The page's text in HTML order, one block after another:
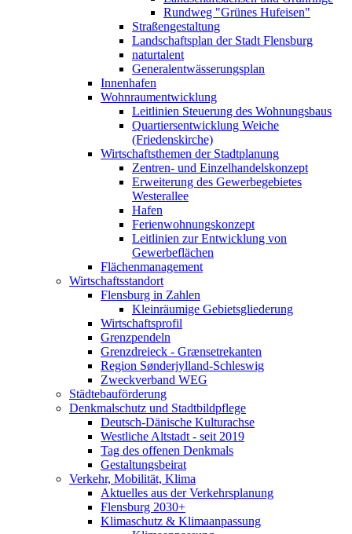
Rundweg "Grünes Hufeisen"
Straßengestaltung
Landschaftsplan der Stadt Flensburg
naturtalent
Generalentwässerungsplan
Innenhafen
Wohnraumentwicklung
Leitlinien Steuerung des Wohnungsbaus
Quartiersentwicklung Weiche
(Friedenskirche)
Wirtschaftsthemen der Stadtplanung
Zentren- und Einzelhandelskonzept
Erweiterung des Gewerbegebietes
Westerallee
Hafen
Ferienwohnungskonzept
Leitlinien zur Entwicklung von
Gewerbeflächen
Flächenmanagement
Wirtschaftsstandort
Flensburg in Zahlen
Kleinräumige Gebietsgliederung
Wirtschaftsprofil
Grenzpendeln
Grenzdreieck - Grænsetrekanten
Region Sønderjylland-Schleswig
Zweckverband WEG
Städtebauförderung
Denkmalschutz und Stadtbildpflege
Deutsch-Dänische Kulturachse
Westliche Altstadt - seit 2019
Tag des offenen Denkmals
Gestaltungsbeirat
Verkehr, Mobilität, Klima
Aktuelles aus der Verkehrsplanung
Flensburg 2030+
Klimaschutz & Klimaanpassung